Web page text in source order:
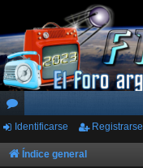
or
os
Identificarse Registrarse
Índice general